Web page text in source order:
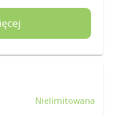
Nielimitowana